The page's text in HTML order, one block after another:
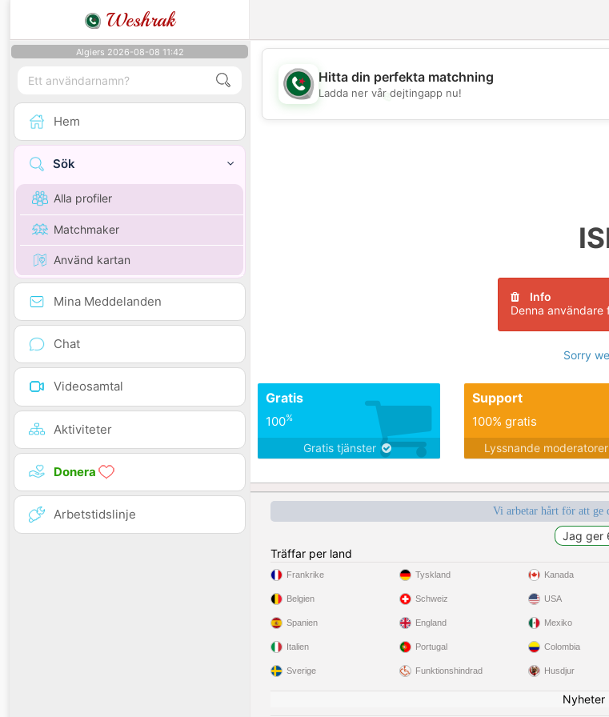
Weshrak
Algiers 2026-08-08 11:42
Hem
Sök
Alla profiler
Matchmaker
Använd kartan
Mina Meddelanden
Chat
Videosamtal
Aktiviteter
Donera
Arbetstidslinje
💖
Hitta din perfekta matchning
Ladda ner vår dejtingapp nu!
Info
Denna användare
Sorry
Gratis
100%
Gratis tjänster
Support
100% gratis
Lyssnande moderatorer
Vi arbetar hårt för att ge
Träffar per land
Frankrike
Belgien
Spanien
Italien
Sverige
Tyskland
Schweiz
England
Portugal
Funktionshindrad
Kanada
USA
Mexiko
Colombia
Husdjur
Nyheter|